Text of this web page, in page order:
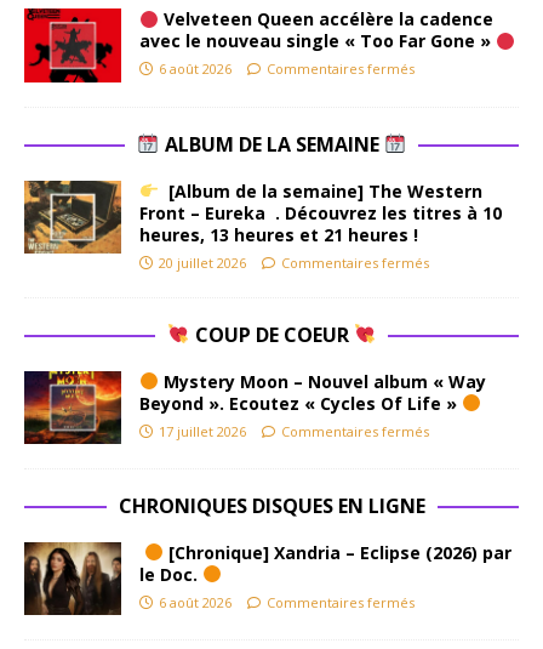
Velveteen Queen accélère la cadence
avec le nouveau single « Too Far Gone »
6 août 2026 Commentaires fermés
ALBUM DE LA SEMAINE
[Album de la semaine] The Western
Front – Eureka . Découvrez les titres à 10
heures, 13 heures et 21 heures !
20 juillet 2026 Commentaires fermés
COUP DE COEUR
Mystery Moon – Nouvel album « Way
Beyond ». Ecoutez « Cycles Of Life »
17 juillet 2026 Commentaires fermés
CHRONIQUES DISQUES EN LIGNE
[Chronique] Xandria – Eclipse (2026) par
le Doc.
6 août 2026 Commentaires fermés